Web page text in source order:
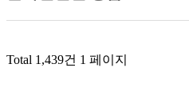
자료실
Total 1,439건 1 페이지